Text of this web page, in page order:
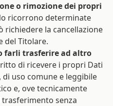
o rimozione dei propri
ricorrono determinate
richiedere la cancellazione
del Titolare.
farli trasferire ad altro
di ricevere i propri Dati
uso comune e leggibile
e, ove tecnicamente
senza